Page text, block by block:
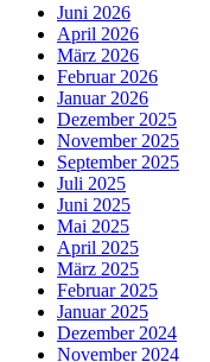
Juni 2026
April 2026
März 2026
Februar 2026
Januar 2026
Dezember 2025
November 2025
September 2025
Juli 2025
Juni 2025
Mai 2025
April 2025
März 2025
Februar 2025
Januar 2025
Dezember 2024
November 2024